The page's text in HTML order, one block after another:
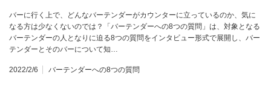
バーに行く上で、どんなバーテンダーがカウンターに立っているのか、気に
なる方は少なくないのでは？「バーテンダーへの8つの質問」は、対象となる
バーテンダーの人となりに迫る8つの質問をインタビュー形式で展開し、バー
テンダーとそのバーについて知…
2022/2/6 バーテンダーへの8つの質問